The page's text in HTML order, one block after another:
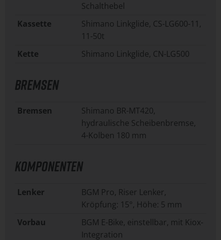
Schalthebel
Kassette
Shimano Linkglide, CS-LG600-11,
11-50t
Kette
Shimano Linkglide, CN-LG500
BREMSEN
Bremsen
Shimano BR-MT420,
hydraulische Scheibenbremse,
4-Kolben 180 mm
KOMPONENTEN
Lenker
BGM Pro, Riser Lenker,
Kröpfung: 15°, Höhe: 5 mm
Vorbau
BGM E-Bike, einstellbar, mit Kiox-
Integration